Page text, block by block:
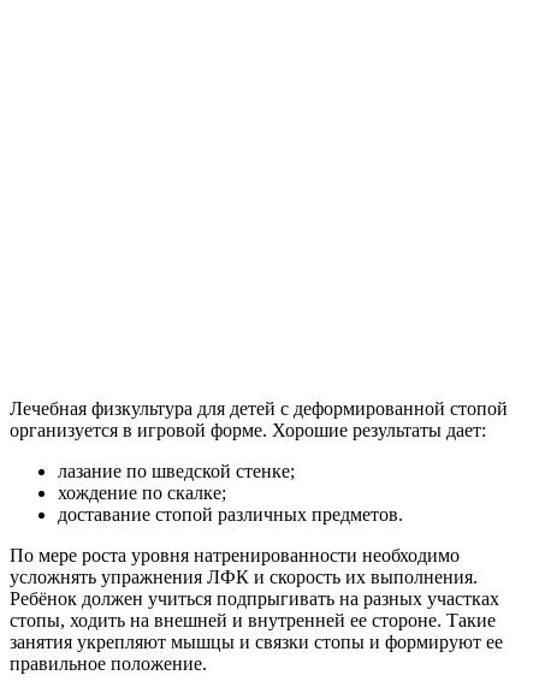
Лечебная физкультура для детей с деформированной стопой
организуется в игровой форме. Хорошие результаты дает:
лазание по шведской стенке;
хождение по скалке;
доставание стопой различных предметов.
По мере роста уровня натренированности необходимо
усложнять упражнения ЛФК и скорость их выполнения.
Ребёнок должен учиться подпрыгивать на разных участках
стопы, ходить на внешней и внутренней ее стороне. Такие
занятия укрепляют мышцы и связки стопы и формируют ее
правильное положение.